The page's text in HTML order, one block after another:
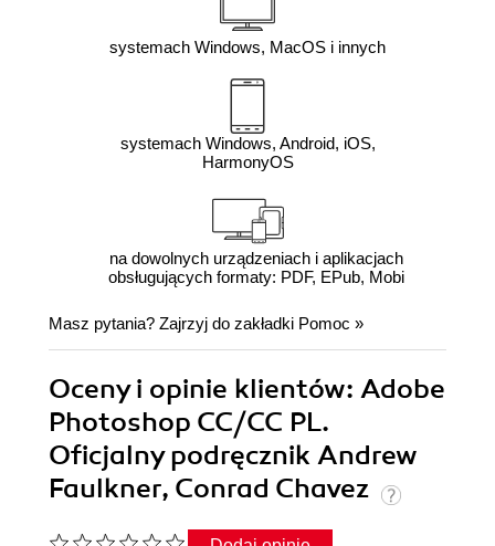
systemach Windows, MacOS i innych
systemach Windows, Android, iOS,
HarmonyOS
na dowolnych urządzeniach i aplikacjach
obsługujących formaty: PDF, EPub, Mobi
Masz pytania? Zajrzyj do zakładki Pomoc »
Oceny i opinie klientów: Adobe
Photoshop CC/CC PL.
Oficjalny podręcznik Andrew
Faulkner, Conrad Chavez